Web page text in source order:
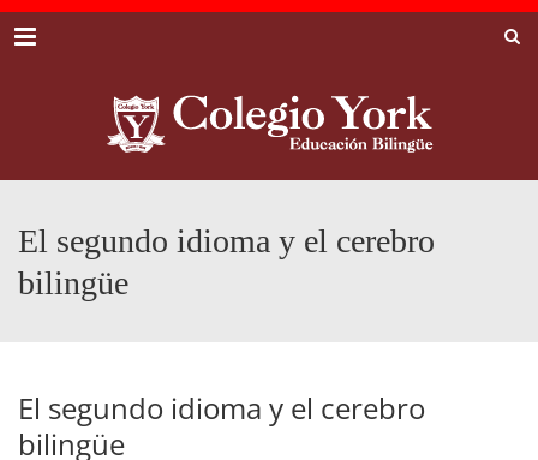
Menu
El segundo idioma y el cerebro
bilingüe
El segundo idioma y el cerebro
bilingüe